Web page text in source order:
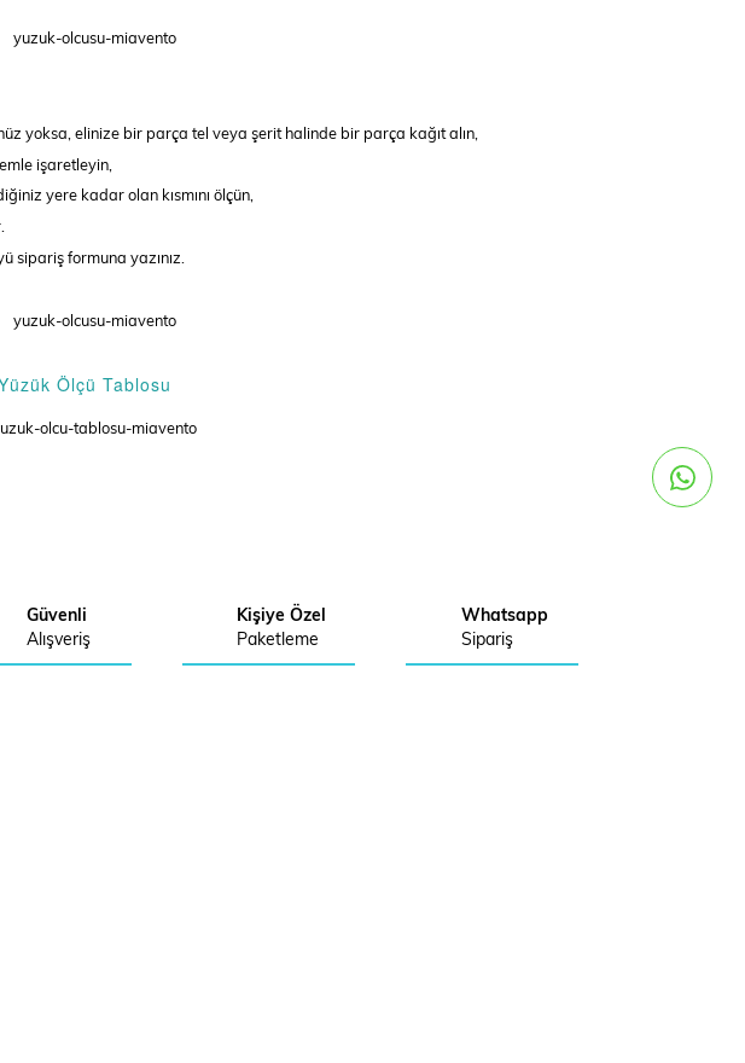
yoksa, elinize bir parça tel veya şerit halinde bir parça kağıt alın,
işaretleyin,
yere kadar olan kısmını ölçün,
sipariş formuna yazınız.
Ölçü Tablosu
Güvenli
Alışveriş
Kişiye Özel
Paketleme
Whatsapp
Sipariş